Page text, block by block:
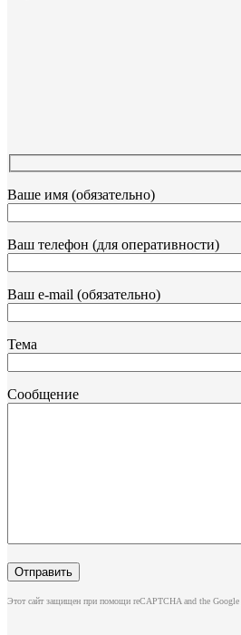
Ваше имя (обязательно)
Ваш телефон (для оперативности)
Ваш e-mail (обязательно)
Тема
Сообщение
Этот сайт защищен при помощи reCAPTCHA and the Google